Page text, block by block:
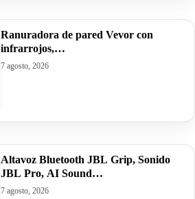
Ranuradora de pared Vevor con
infrarrojos,…
7 agosto, 2026
Altavoz Bluetooth JBL Grip, Sonido
JBL Pro, AI Sound…
7 agosto, 2026